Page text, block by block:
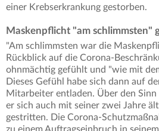
einer Krebserkrankung gestorben.
Maskenpflicht "am schlimmsten"
"Am schlimmsten war die
Rückblick auf die Corona-
ohnmächtig gefühlt und "wie mit
Dieses Gefühl habe sich dann auf
Mitarbeiter entladen. Über den
er sich auch mit seiner zwei Jahre
gestritten. Die Corona-